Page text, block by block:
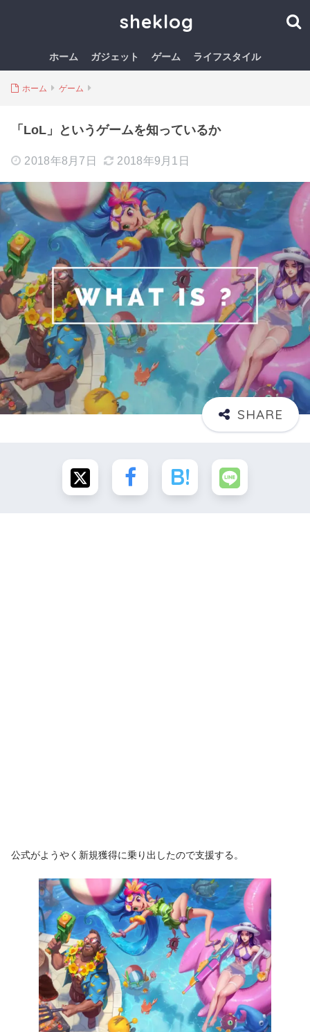
sheklog
ホーム ガジェット ゲーム ライフスタイル
ホーム ゲーム
「LoL」というゲームを知っているか
2018年8月7日 2018年9月1日
公式がようやく新規獲得に乗り出したので支援する。